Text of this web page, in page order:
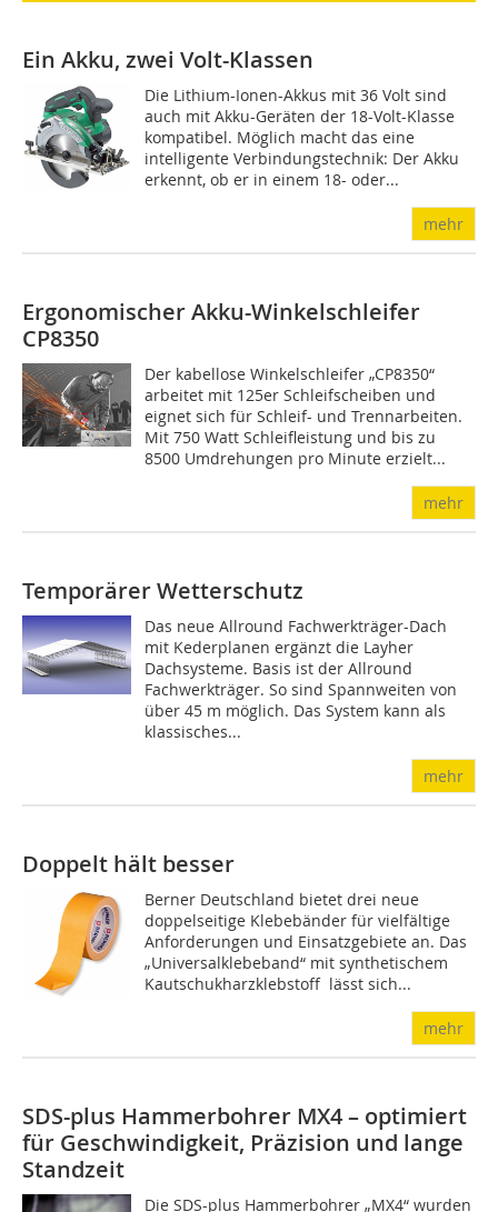
Ein Akku, zwei Volt-Klassen
Die Lithium-Ionen-Akkus mit 36 Volt sind
auch mit Akku-Geräten der 18-Volt-Klasse
kompatibel. Möglich macht das eine
intelligente Verbindungstechnik: Der Akku
erkennt, ob er in einem 18- oder...
mehr
Ergonomischer Akku-Winkelschleifer
CP8350
Der kabellose Winkelschleifer „CP8350“
arbeitet mit 125er Schleifscheiben und
eignet sich für Schleif- und Trennarbeiten.
Mit 750 Watt Schleifleistung und bis zu
8500 Umdrehungen pro Minute erzielt...
mehr
Temporärer Wetterschutz
Das neue Allround Fachwerkträger-Dach
mit Kederplanen ergänzt die Layher
Dachsysteme. Basis ist der Allround
Fachwerkträger. So sind Spannweiten von
über 45 m möglich. Das System kann als
klassisches...
mehr
Doppelt hält besser
Berner Deutschland bietet drei neue
doppelseitige ­Klebebänder für vielfältige
An­for­derungen und Einsatz­gebiete an. Das
„Univer­sal­klebeband“ mit synthetischem
Kautschukharzklebstoff lässt sich...
mehr
SDS-plus Hammerbohrer MX4 – optimiert
für Geschwindigkeit, Präzision und lange
Standzeit
Die SDS-plus Hammerbohrer „MX4“ wurden